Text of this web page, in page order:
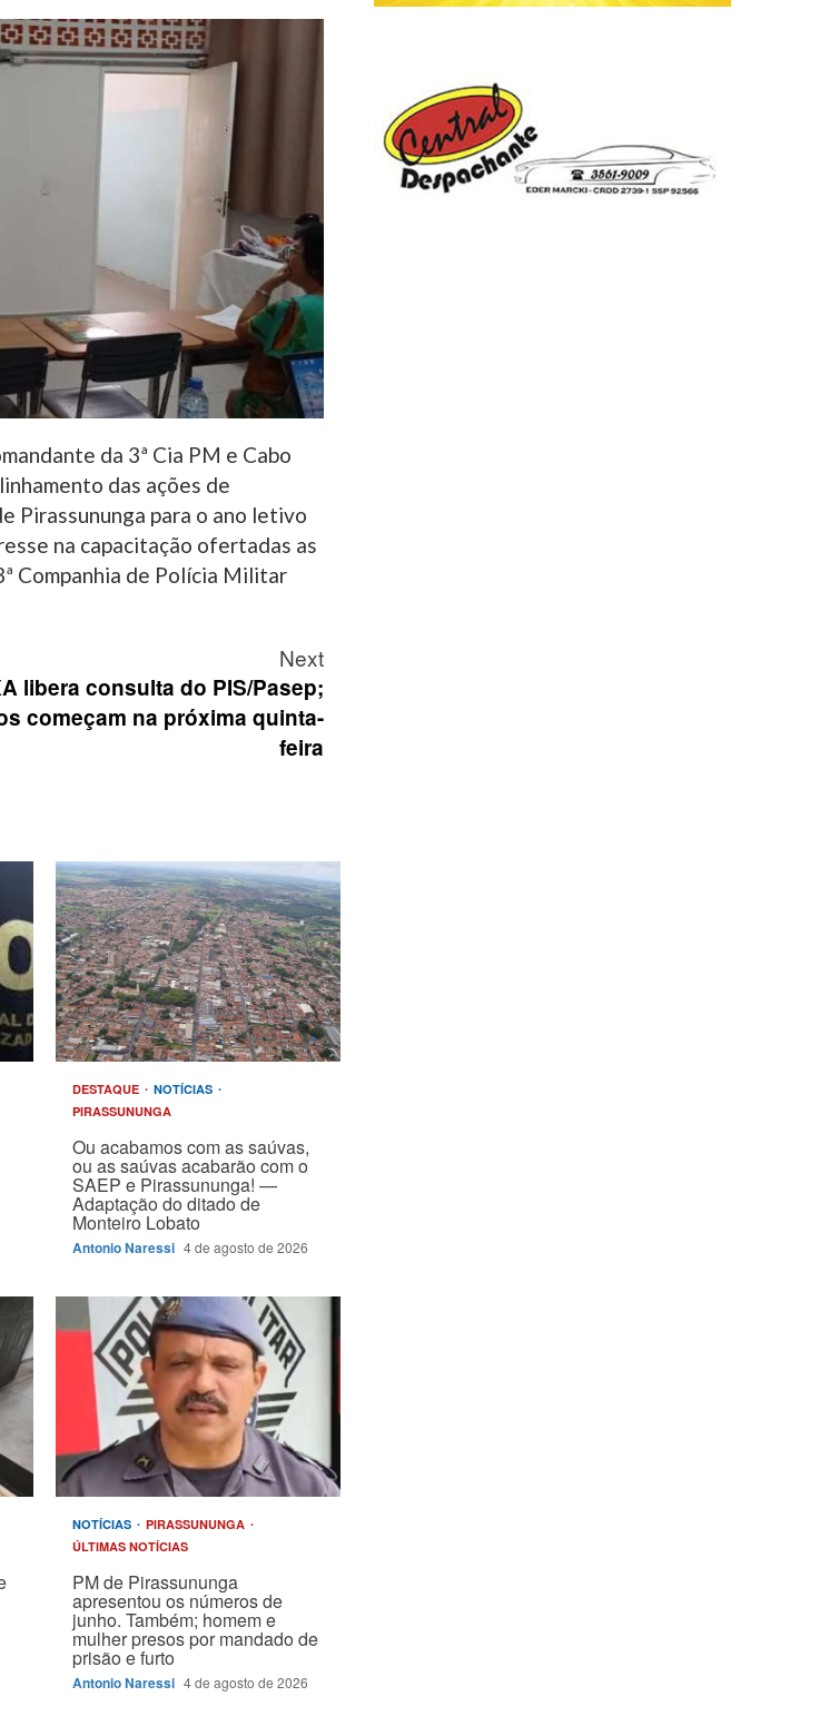
da 3ª Cia PM e Cabo
das ações de
Pirassununga para o ano letivo
na capacitação ofertadas as
Companhia de Polícia Militar
Next
libera consulta do PIS/Pasep;
começam na próxima quinta-
feira
DESTAQUE
NOTÍCIAS
PIRASSUNUNGA
Ou acabamos com as saúvas,
ou as saúvas acabarão com o
SAEP e Pirassununga! —
Adaptação do ditado de
Monteiro Lobato
Antonio Naressi 4 de agosto de 2026
NOTÍCIAS
PIRASSUNUNGA
ÚLTIMAS NOTÍCIAS
PM de Pirassununga
apresentou os números de
junho. Também; homem e
mulher presos por mandado de
prisão e furto
Antonio Naressi 4 de agosto de 2026